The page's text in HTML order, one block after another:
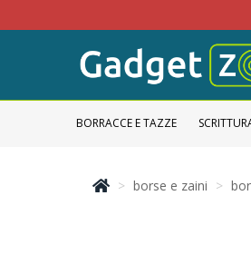
BORRACCE E TAZZE
borse e zaini